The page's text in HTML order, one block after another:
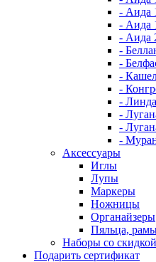
- Аида
- Аида
- Аида
-
-
-
-
-
-
-
-
Аксессуары
Иглы
Лупы
Маркеры
Ножницы
Органайзеры
Пяльца,
Наборы со скидкой
Подарить сертификат